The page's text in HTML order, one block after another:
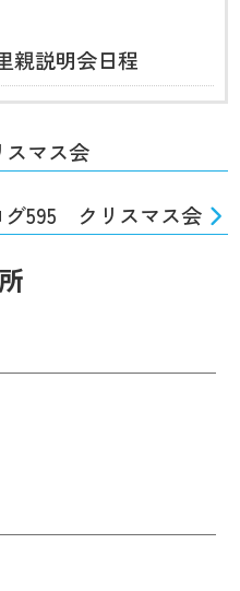
親説明会日程
マス会
グ595 クリスマス会